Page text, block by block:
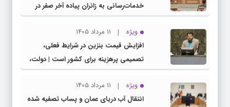
خدمات‌رسانی به زائران پیاده آخر صفر در
شهرستان چناران
ویژه
11 مرداد 1405
افزایش قیمت بنزین در شرایط فعلی،
تصمیمی پرهزینه برای کشور است | دولت،
قاچاق سوخت و عوامل اصلی ناترازی را
محدود کند، نه سفره مردم
ویژه
11 مرداد 1405
انتقال آب دریای عمان و پساب تصفیه شده